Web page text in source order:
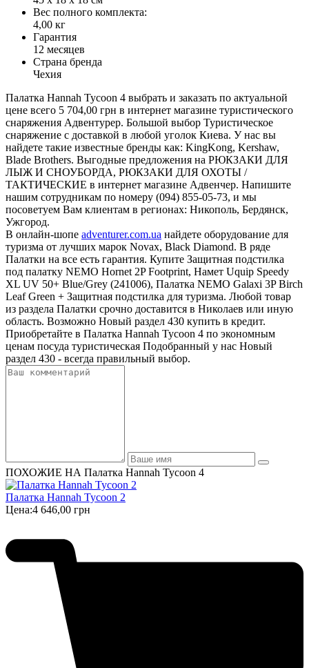
Вес полного комплекта:
4,00 кг
Гарантия
12 месяцев
Страна бренда
Чехия
Палатка Hannah Tycoon 4 выбрать и заказать по актуальной
цене всего 5 704,00 грн в интернет магазине туристического
снаряжения Адвентурер. Большой выбор Туристическое
снаряжение с доставкой в любой уголок Киева. У нас вы
найдете такие известные бренды как: KingKong, Kershaw,
Blade Brothers. Выгодные предложения на РЮКЗАКИ ДЛЯ
ЛЫЖ И СНОУБОРДА, РЮКЗАКИ ДЛЯ ОХОТЫ /
ТАКТИЧЕСКИЕ в интернет магазине Адвенчер. Напишите
нашим сотрудникам по номеру (094) 855-05-73, и мы
посоветуем Вам клиентам в регионах: Никополь, Бердянск,
Ужгород.
В онлайн-шопе adventurer.com.ua найдете оборудование для
туризма от лучших марок Novax, Black Diamond. В ряде
Палатки на все есть гарантия. Купите Защитная подстилка
под палатку NEMO Hornet 2P Footprint, Намет Uquip Speedy
XL UV 50+ Blue/Grey (241006), Палатка NEMO Galaxi 3P Birch
Leaf Green + Защитная подстилка для туризма. Любой товар
из раздела Палатки срочно доставится в Николаев или иную
область. Возможно Новый раздел 430 купить в кредит.
Приобретайте в Палатка Hannah Tycoon 4 по экономным
ценам посуда туристическая Подобранный у нас Новый
раздел 430 - всегда правильный выбор.
ПОХОЖИЕ НА Палатка Hannah Tycoon 4
Палатка Hannah Tycoon 2
Цена:4 646,00 грн